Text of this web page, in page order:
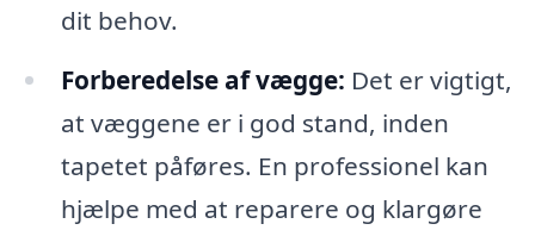
dit behov.
Forberedelse af vægge: Det er vigtigt,
at væggene er i god stand, inden
tapetet påføres. En professionel kan
hjælpe med at reparere og klargøre